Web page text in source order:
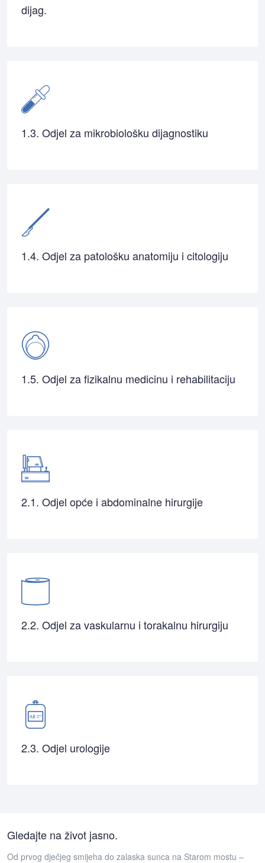
dijag.
1.3. Odjel za mikrobiološku dijagnostiku
1.4. Odjel za patološku anatomiju i citologiju
1.5. Odjel za fizikalnu medicinu i rehabilitaciju
2.1. Odjel opće i abdominalne hirurgije
2.2. Odjel za vaskularnu i torakalnu hirurgiju
2.3. Odjel urologije
Gledajte na život jasno.
Od prvog dječjeg smijeha do zalaska sunca na Starom mostu –